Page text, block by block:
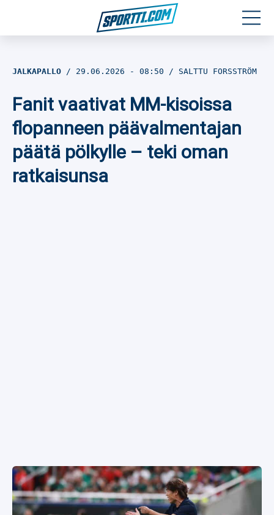
Jalkapallo
Yleisurheilu
Talviurheilu
JALKAPALLO 29.06.2026 - 08:50 SALTTU FORSSTRÖM
Fanit vaativat MM-kisoissa
flopanneen päävalmentajan
päätä pölkylle – teki oman
ratkaisunsa